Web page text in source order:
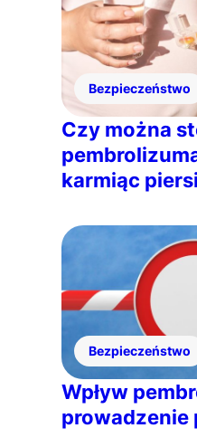
Bezpieczeństwo
Czy można
karmiąc
Bezpieczeństwo
Wpływ
prowadzenie